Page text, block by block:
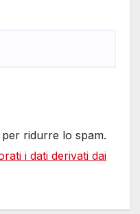
ridurre lo spam.
i dati derivati dai